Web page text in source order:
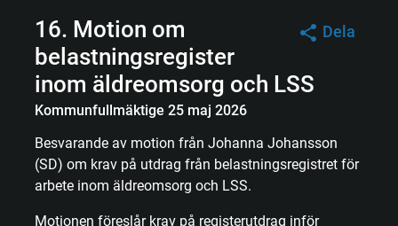
Dela
16. Motion om
belastningsregister
inom äldreomsorg och LSS
Kommunfullmäktige 25 maj 2026
Besvarande av motion från Johanna Johansson
(SD) om krav på utdrag från belastningsregistret för
arbete inom äldreomsorg och LSS.
Motionen föreslår krav på registerutdrag inför